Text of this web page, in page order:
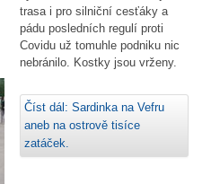
trasa i pro silniční cesťáky a
pádu posledních regulí proti
Covidu už tomuhle podniku nic
nebránilo. Kostky jsou vrženy.
Číst dál: Sardinka na Vefru
aneb na ostrově tisíce
zatáček.